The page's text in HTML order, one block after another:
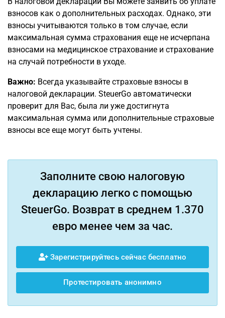
взносов как о дополнительных расходах. Однако, эти
взносы учитываются только в том случае, если
максимальная сумма страхования еще не исчерпана
взносами на медицинское страхование и страхование
на случай потребности в уходе.
Важно: Всегда указывайте страховые взносы в
налоговой декларации. SteuerGo автоматически
проверит для Вас, была ли уже достигнута
максимальная сумма или дополнительные страховые
взносы все еще могут быть учтены.
Заполните свою налоговую
декларацию легко с помощью
SteuerGo. Возврат в среднем 1.370
евро менее чем за час.
Зарегистрируйтесь сейчас бесплатно
Протестировать анонимно